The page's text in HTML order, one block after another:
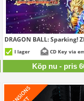
DRAGON BALL: Sparking!
I lager CD Key via
Köp nu - pris